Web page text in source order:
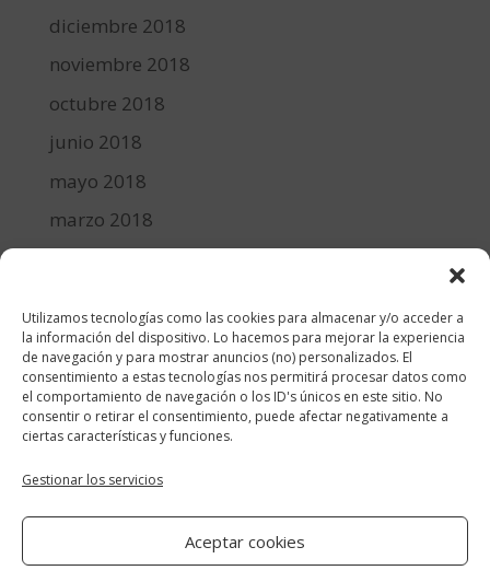
Utilizamos tecnologías como las cookies para almacenar y/o acceder a
la información del dispositivo. Lo hacemos para mejorar la experiencia
de navegación y para mostrar anuncios (no) personalizados. El
consentimiento a estas tecnologías nos permitirá procesar datos como
el comportamiento de navegación o los ID's únicos en este sitio. No
consentir o retirar el consentimiento, puede afectar negativamente a
ciertas características y funciones.
Gestionar los servicios
Aceptar cookies
diciembre 2018
noviembre 2018
octubre 2018
junio 2018
mayo 2018
marzo 2018
diciembre 2017
Categorías
cocina y recetas
general
lifestyle
manualidades-diy